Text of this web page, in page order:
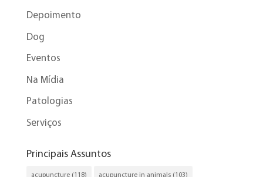
Depoimento
Dog
Eventos
Na Mídia
Patologias
Serviços
Principais Assuntos
acupuncture(118) acupuncture in animals(103)